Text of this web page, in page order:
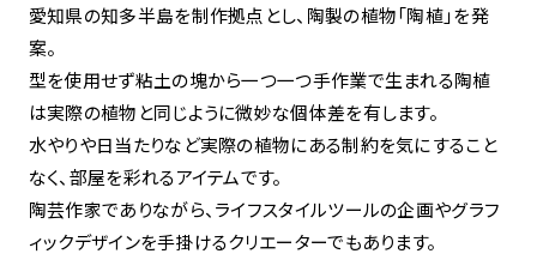
愛知県の知多半島を制作拠点とし、陶製の植物「陶植」を発
案。
型を使用せず粘土の塊から一つ一つ手作業で生まれる陶植
は実際の植物と同じように微妙な個体差を有します。
水やりや日当たりなど実際の植物にある制約を気にすること
なく、部屋を彩れるアイテムです。
陶芸作家でありながら、ライフスタイルツールの企画やグラフ
ィックデザインを手掛けるクリエーターでもあります。